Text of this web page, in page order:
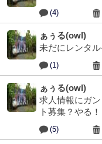
(4)
ぁぅる(owl)
未だにレンタ
(1)
ぁぅる(owl)
求人情報にガ
ト募集？やる
(5)